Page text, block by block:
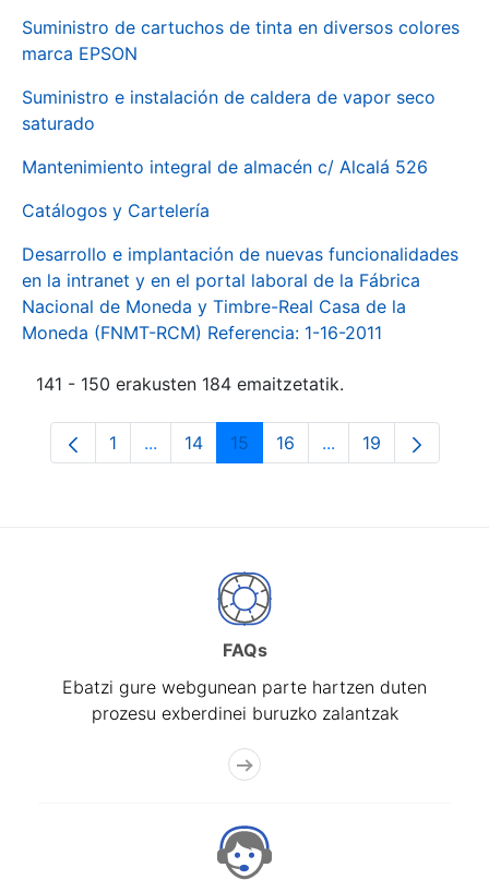
Suministro de cartuchos de tinta en diversos colores
marca EPSON
Suministro e instalación de caldera de vapor seco
saturado
Mantenimiento integral de almacén c/ Alcalá 526
Catálogos y Cartelería
Desarrollo e implantación de nuevas funcionalidades
en la intranet y en el portal laboral de la Fábrica
Nacional de Moneda y Timbre-Real Casa de la
Moneda (FNMT-RCM) Referencia: 1-16-2011
141 - 150 erakusten 184 emaitzetatik.
Orrialdea
1 ...Intermediate Pages Use TAB to navigate.
Orrialdea
14 Orrialdea
15 Orrialdea
16 ...Intermediate
Orrialdea
19
FAQs
Ebatzi gure webgunean parte hartzen duten
prozesu exberdinei buruzko zalantzak